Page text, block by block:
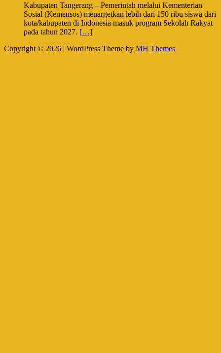
Kabupaten Tangerang – Pemerintah melalui Kementerian
Sosial (Kemensos) menargetkan lebih dari 150 ribu siswa dari
kota/kabupaten di Indonesia masuk program Sekolah Rakyat
pada tahun 2027. […]
Copyright © 2026 | WordPress Theme by MH Themes